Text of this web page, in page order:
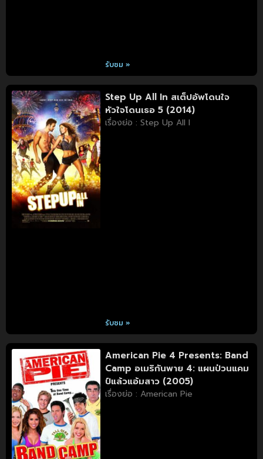
รับชม »
Step Up All In สเต็ปอัพโดนใจ
หัวใจโดนเธอ 5 (2014)
เรื่องย่อ : Step Up All I
รับชม »
American Pie 4 Presents: Band
Camp อเมริกันพาย 4: แผนป่วนแคม
ป์แล้วแอ้มสาว (2005)
เรื่องย่อ : American Pie